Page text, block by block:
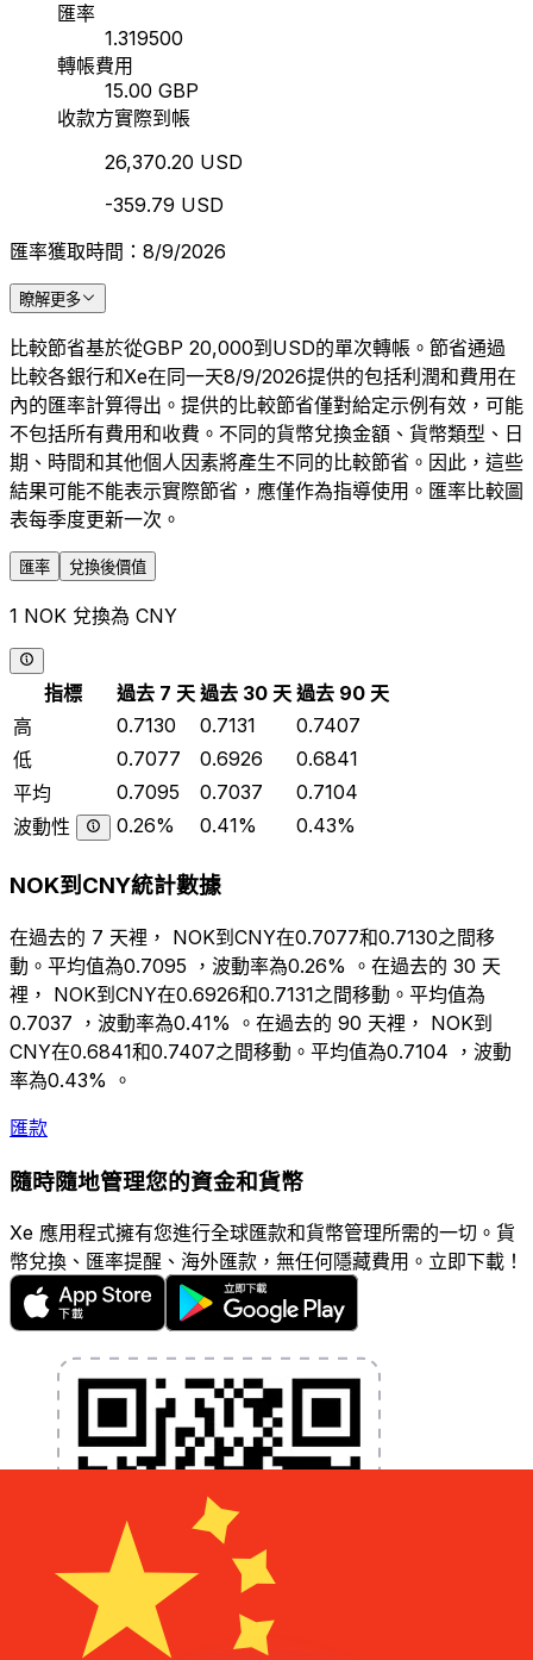
匯率
1.319500
轉帳費用
15.00 GBP
收款方實際到帳
26,370.20 USD
-359.79 USD
匯率獲取時間：8/9/2026
瞭解更多
比較節省基於從GBP 20,000到USD的單次轉帳。節省通過
比較各銀行和Xe在同一天8/9/2026提供的包括利潤和費用在
內的匯率計算得出。提供的比較節省僅對給定示例有效，可能
不包括所有費用和收費。不同的貨幣兌換金額、貨幣類型、日
期、時間和其他個人因素將產生不同的比較節省。因此，這些
結果可能不能表示實際節省，應僅作為指導使用。匯率比較圖
表每季度更新一次。
匯率 兌換後價值
1 NOK 兌換為 CNY
指標 過去 7 天 過去 30 天 過去 90 天
高
0.7130 0.7131
0.7407
低
0.7077 0.6926
0.6841
平均
0.7095 0.7037
0.7104
波動性
0.26% 0.41% 0.43%
NOK到CNY統計數據
在過去的 7 天裡， NOK到CNY在0.7077和0.7130之間移
動。平均值為0.7095 ，波動率為0.26% 。在過去的 30 天
裡， NOK到CNY在0.6926和0.7131之間移動。平均值為
0.7037 ，波動率為0.41% 。在過去的 90 天裡， NOK到
CNY在0.6841和0.7407之間移動。平均值為0.7104 ，波動
率為0.43% 。
匯款
隨時隨地管理您的資金和貨幣
Xe 應用程式擁有您進行全球匯款和貨幣管理所需的一切。貨
幣兌換、匯率提醒、海外匯款，無任何隱藏費用。立即下載！